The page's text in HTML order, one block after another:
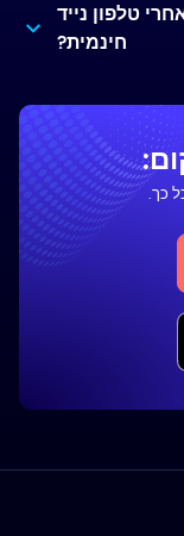
טלפון נייד
חינמית?
כך.